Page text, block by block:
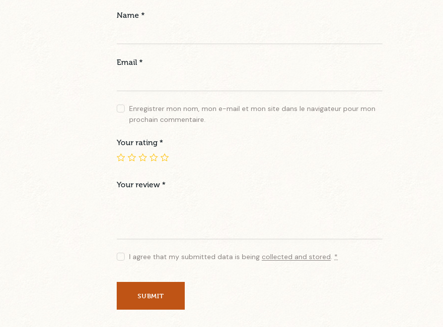
Name *
Email *
Enregistrer mon nom, mon e-mail et mon site dans le navigateur pour mon
prochain commentaire.
Your rating *
Your review *
I agree that my submitted data is being collected and stored. *